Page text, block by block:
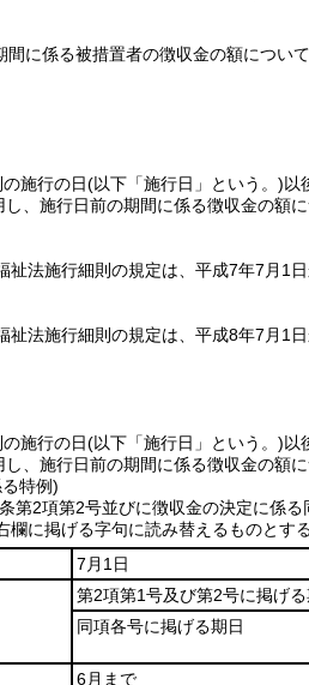
に係る被措置者の徴収金の額につい
施行の日(以下「施行日」という。)以
、施行日前の期間に係る徴収金の額
法施行細則の規定は、平成7年7月1日
法施行細則の規定は、平成8年7月1日
施行の日(以下「施行日」という。)以
、施行日前の期間に係る徴収金の額
特例)
第2項第2号並びに徴収金の決定に係
に掲げる字句に読み替えるものとする
7月1日
第2項第1号及び第2号に掲げる
同項各号に掲げる期日
6月まで